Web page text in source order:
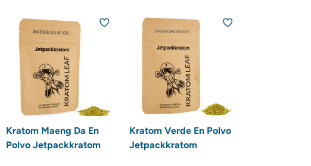
Kratom Maeng Da En
Polvo Jetpackkratom
Kratom Verde En Polvo
Jetpackkratom